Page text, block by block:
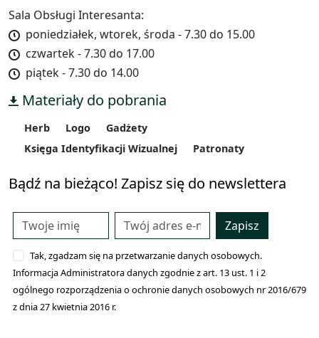
Sala Obsługi Interesanta:
poniedziałek, wtorek, środa - 7.30 do 15.00
czwartek - 7.30 do 17.00
piątek - 7.30 do 14.00
Materiały do pobrania
Herb Logo
Gadżety
Księga Identyfikacji Wizualnej
Patronaty
Bądź na bieżąco! Zapisz się do newslettera
Zapisz
Tak, zgadzam się na przetwarzanie danych osobowych.
Informacja Administratora danych zgodnie z art. 13 ust. 1 i 2
ogólnego rozporządzenia o ochronie danych osobowych nr 2016/679
z dnia 27 kwietnia 2016 r.